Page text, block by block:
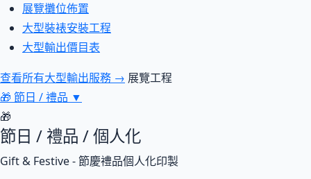
展覽攤位佈置
大型裝裱安裝工程
大型輸出價目表
查看所有大型輸出服務 → 展覽工程
🎁 節日 / 禮品 ▼
🎁
節日 / 禮品 / 個人化
Gift & Festive - 節慶禮品個人化印製